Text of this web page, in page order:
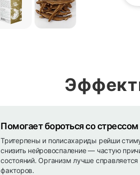
Помогает бороться со стрессом
Тритерпены и полисахариды рейши
снизить нейровоспаление — частую
состояний. Организм лучше
факторов.